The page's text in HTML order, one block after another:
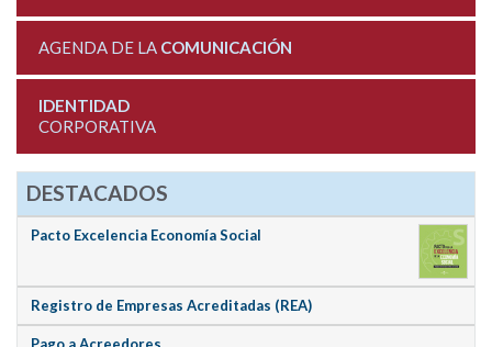
AGENDA DE LA COMUNICACIÓN
IDENTIDAD
CORPORATIVA
DESTACADOS
Pacto Excelencia Economía Social
Registro de Empresas Acreditadas (REA)
Pago a Acreedores